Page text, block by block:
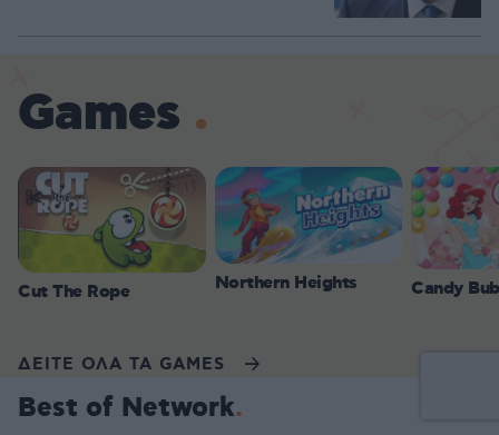
Games
Cut The Rope Northern Heights Candy
ΔΕΙΤΕ ΟΛΑ ΤΑ GAMES
Best of Network